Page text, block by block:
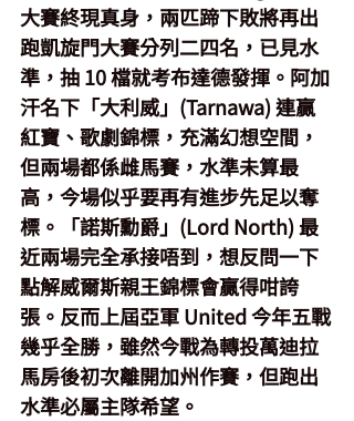
大賽終現真身，兩匹蹄下敗將再出
跑凱旋門大賽分列二四名，已見水
準，抽 10 檔就考布達德發揮。阿加
汗名下「大利威」(Tarnawa) 連贏
紅寶、歌劇錦標，充滿幻想空間，
但兩場都係雌馬賽，水準未算最
高，今場似乎要再有進步先足以奪
標。「諾斯勳爵」(Lord North) 最
近兩場完全承接唔到，想反問一下
點解威爾斯親王錦標會贏得咁誇
張。反而上屆亞軍 United 今年五戰
幾乎全勝，雖然今戰為轉投萬迪拉
馬房後初次離開加州作賽，但跑出
水準必屬主隊希望。